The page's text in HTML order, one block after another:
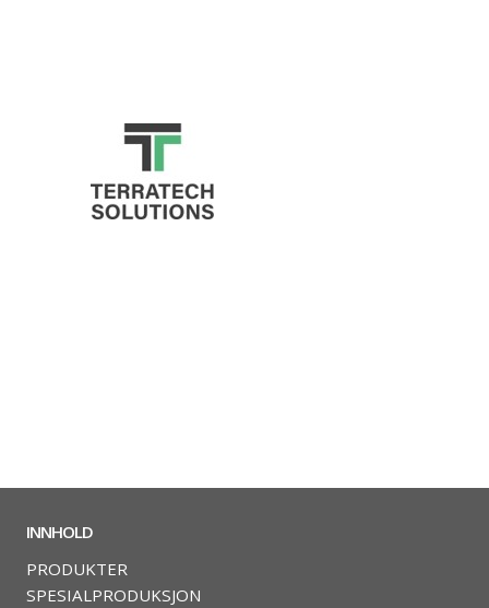
INNHOLD
PRODUKTER
SPESIALPRODUKSJON